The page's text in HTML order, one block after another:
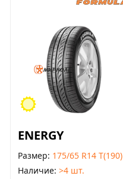
ENERGY
Размер 175/65 R14 T(190)
Наличие >4 шт.